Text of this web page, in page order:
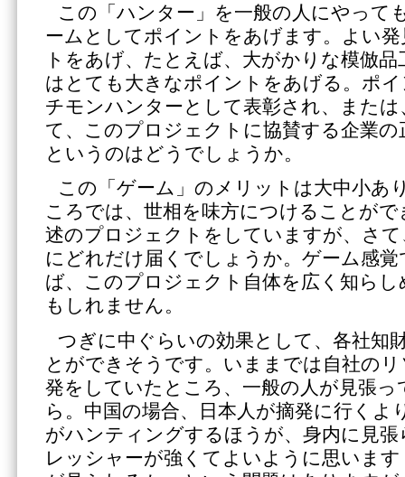
この「ハンター」を一般の人にやって
ームとしてポイントをあげます。よい
トをあげ、たとえば、大がかりな模倣
はとても大きなポイントをあげる。ポ
チモンハンターとして表彰され、また
て、このプロジェクトに協賛する企業
というのはどうでしょうか。
この「ゲーム」のメリットは大中小あ
ころでは、世相を味方につけることが
述のプロジェクトをしていますが、さ
にどれだけ届くでしょうか。ゲーム感
ば、このプロジェクト自体を広く知ら
もしれません。
つぎに中ぐらいの効果として、各社知
とができそうです。いままでは自社の
発をしていたところ、一般の人が見張
ら。中国の場合、日本人が摘発に行くよ
がハンティングするほうが、身内に見
レッシャーが強くてよいように思いま